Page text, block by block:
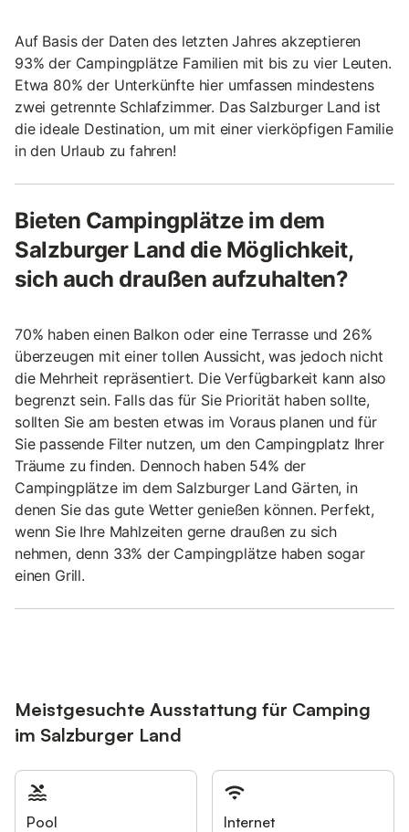
Auf Basis der Daten des letzten Jahres akzeptieren
93% der Campingplätze Familien mit bis zu vier Leuten.
Etwa 80% der Unterkünfte hier umfassen mindestens
zwei getrennte Schlafzimmer. Das Salzburger Land ist
die ideale Destination, um mit einer vierköpfigen Familie
in den Urlaub zu fahren!
Bieten Campingplätze im dem
Salzburger Land die Möglichkeit,
sich auch draußen aufzuhalten?
70% haben einen Balkon oder eine Terrasse und 26%
überzeugen mit einer tollen Aussicht, was jedoch nicht
die Mehrheit repräsentiert. Die Verfügbarkeit kann also
begrenzt sein. Falls das für Sie Priorität haben sollte,
sollten Sie am besten etwas im Voraus planen und für
Sie passende Filter nutzen, um den Campingplatz Ihrer
Träume zu finden. Dennoch haben 54% der
Campingplätze im dem Salzburger Land Gärten, in
denen Sie das gute Wetter genießen können. Perfekt,
wenn Sie Ihre Mahlzeiten gerne draußen zu sich
nehmen, denn 33% der Campingplätze haben sogar
einen Grill.
Meistgesuchte Ausstattung für Camping
im Salzburger Land
Pool Internet